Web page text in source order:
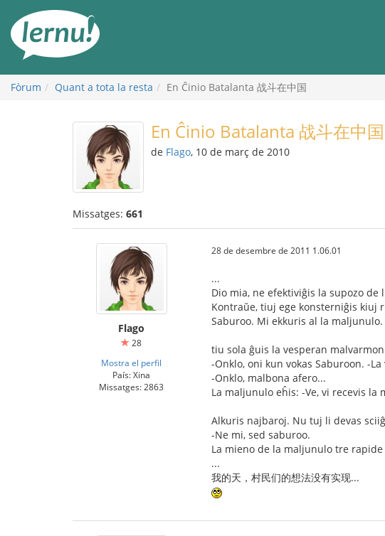
contingut
Fòrum Quant a tota la resta En Ĉinio Batalanta 战斗在中国
En Ĉinio Batalanta 战斗在中国
de Flago, 10 de març de 2010
Missatges: 661
Flago
28
Mostra el perfil
País: Xina
Missatges: 2863
28 de desembre de 2011 1.06.01
...
Dio mia, ne efektiviĝis la supozo
Kontraŭe, tiuj ege konsterniĝis kiuj
Saburoo. Mi ekkuris al la maljunulo.
tiu sola ĝuis la vesperan
-Onklo, oni kun vokas Saburoon. -
-Onklo, malbona afero...
La maljunulo eĥis: -Ve, vi recevis la
Alkuris najbaroj. Nu tuj li devas
-Ne mi, sed saburoo.
La mieno de la maljunulo tre
...
我的天，村民们的想法没有实现...